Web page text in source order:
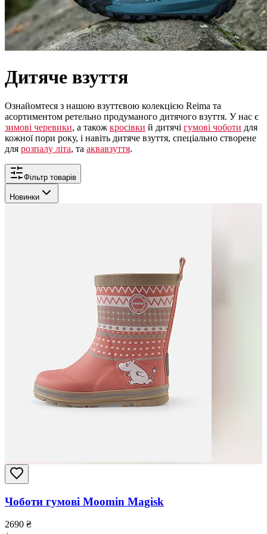
Дитяче взуття
Ознайомтеся з нашою взуттєвою колекцією Reima та
асортиментом ретельно продуманого дитячого взуття. У нас є
зимові черевики, а також кросівки й дитячі гумові чоботи для
кожної пори року, і навіть дитяче взуття, спеціально створене
для розпалу літа, та аквавзуття.
Фільтр товарів
Новинки
Чоботи гумові Moomin Magisk
2690 ₴